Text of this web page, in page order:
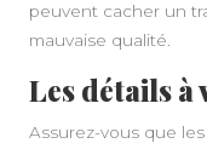
peuvent cacher un
mauvaise qualité.
Les détails à
Assurez-vous que